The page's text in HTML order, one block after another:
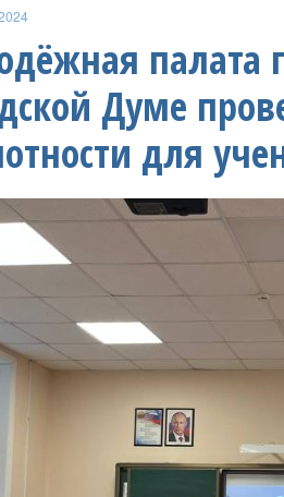
палата
Думе
для